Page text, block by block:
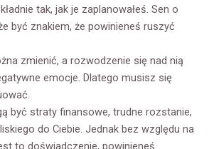
tak, jak je zaplanowałeś. Sen o
być znakiem, że powinieneś ruszyć
zmienić, a rozwodzenie się nad nią
emocje. Dlatego musisz się
być straty finansowe, trudne rozstanie,
do Ciebie. Jednak bez względu na
to doświadczenie, powinieneś